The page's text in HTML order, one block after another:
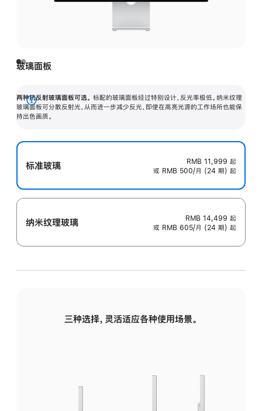
玻璃面板
两种抗反射玻璃面板可选。 标配的玻璃面板经过特别设计，反光率极低。纳米纹理
玻璃面板可分散反射光，从而进一步减少反光，即使在高亮光源的工作场所也能保
持出色画质。
展
开
标准玻璃 RMB 11,999 起
或 RMB 500/月 (24 期) 起
纳米纹理玻璃 RMB 14,499 起
或 RMB 605/月 (24 期) 起
三种选择，灵活适应各种使用场景。